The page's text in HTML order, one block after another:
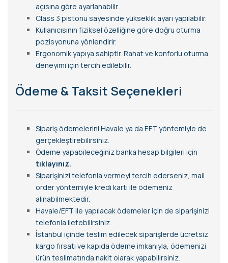
açısına göre ayarlanabilir.
Class 3 pistonu sayesinde yükseklik ayarı yapılabilir.
Kullanıcısının fiziksel özelliğine göre doğru oturma
pozisyonuna yönlendirir.
Ergonomik yapıya sahiptir. Rahat ve konforlu oturma
deneyimi için tercih edilebilir.
Ödeme & Taksit Seçenekleri
Sipariş ödemelerini Havale ya da EFT yöntemiyle de
gerçekleştirebilirsiniz.
Ödeme yapabileceğiniz banka hesap bilgileri için
tıklayınız.
Siparişinizi telefonla vermeyi tercih ederseniz, mail
order yöntemiyle kredi kartı ile ödemeniz
alınabilmektedir.
Havale/EFT ile yapılacak ödemeler için de siparişinizi
telefonla iletebilirsiniz.
İstanbul içinde teslim edilecek siparişlerde ücretsiz
kargo fırsatı ve kapıda ödeme imkanıyla, ödemenizi
ürün teslimatında nakit olarak yapabilirsiniz.